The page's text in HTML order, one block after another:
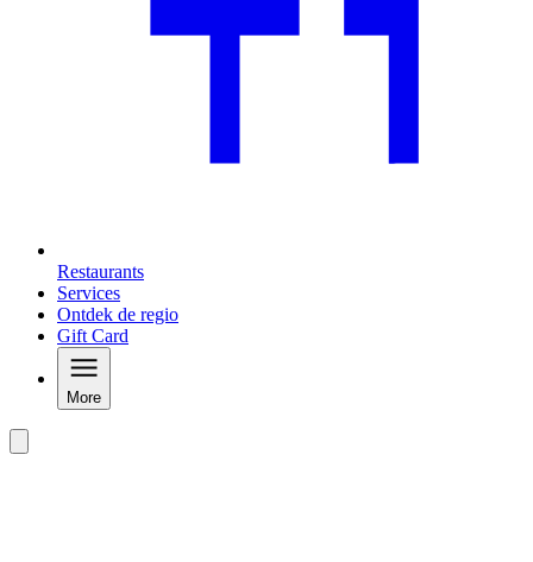
Restaurants
Services
Ontdek de regio
Gift Card
More